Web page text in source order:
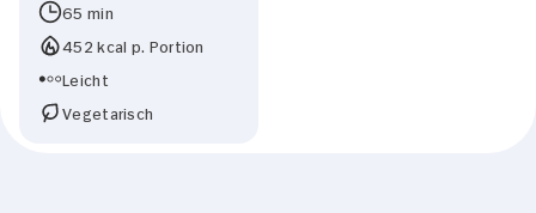
65 min
452 kcal p. Portion
Leicht
Vegetarisch